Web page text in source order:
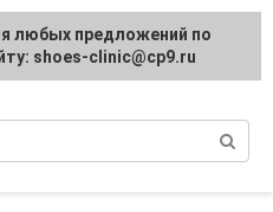
и
любых предложений по
shoes-clinic@cp9.ru